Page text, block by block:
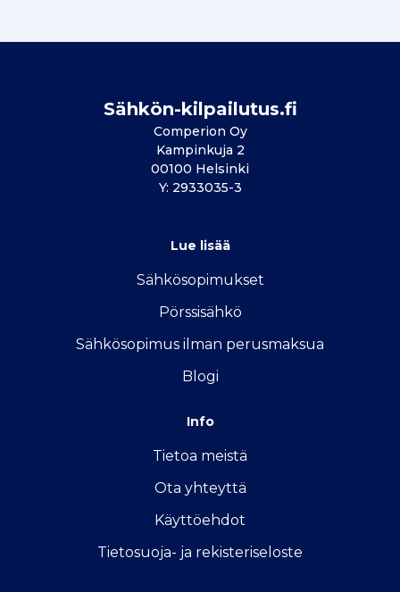
Sähkön-kilpailutus.fi
Comperion Oy
Kampinkuja 2
00100 Helsinki
Y: 2933035-3
Lue lisää
Sähkösopimukset
Pörssisähkö
Sähkösopimus ilman perusmaksua
Blogi
Info
Tietoa meistä
Ota yhteyttä
Käyttöehdot
Tietosuoja- ja rekisteriseloste